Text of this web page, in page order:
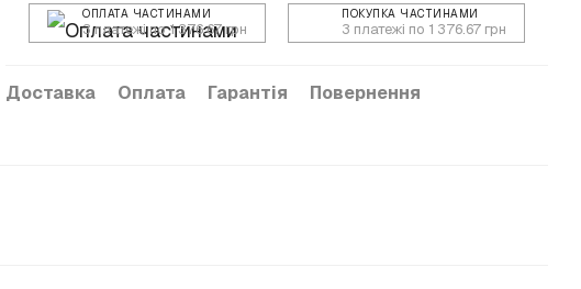
ОПЛАТА ЧАСТИНАМИ
3 платежі по 1 376.67 грн
ПОКУПКА ЧАСТИНАМИ
3 платежі по 1 376.67 грн
Доставка Оплата Гарантія Повернення